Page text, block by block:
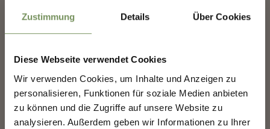
Zustimmung Details Über Cookies
Diese Webseite verwendet Cookies
Wir verwenden Cookies, um Inhalte und Anzeigen zu
personalisieren, Funktionen für soziale Medien anbieten
zu können und die Zugriffe auf unsere Website zu
analysieren. Außerdem geben wir Informationen zu Ihrer
um deine Augen vor UV-Strahlen zu schützen.
regelmäßig nach, besonders wenn du schwitzt.
und trinke regelmäßig, um hydriert zu bleiben.
Halte dich so oft wie möglich im Schatten auf.
Feuchte Tücher oder Kühlpacks können helfen, deinen
MERANS ZUKUNFT
GESTALTEN — GEMEINSAM.